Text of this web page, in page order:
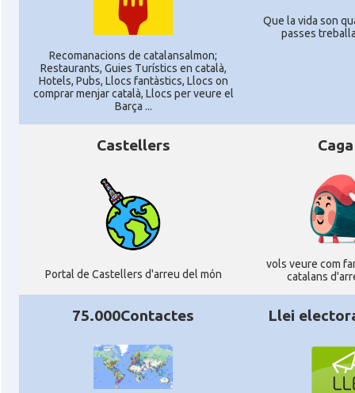
Recomanacions de catalansalmon;
Restaurants, Guies Turístics en català,
Hotels, Pubs, Llocs fantàstics, Llocs on
comprar menjar català, Llocs per veure el
Barça ...
Que la vida son
passes
Castellers
Portal de Castellers d'arreu del món
vols veure com
catalans
75.000Contactes Llei